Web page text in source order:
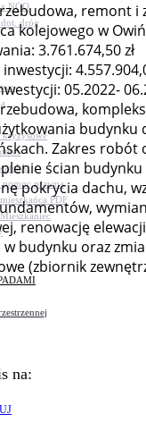
NGO
dróg
kryzysowe
pomoc prawna
PDF
remont i
kolejowego w
3.761.674,50 zł
05.2022-
budynku
Zakres robót
ścian
pokrycia dachu,
renowację elewacji
budynku oraz
(zbiornik
na: